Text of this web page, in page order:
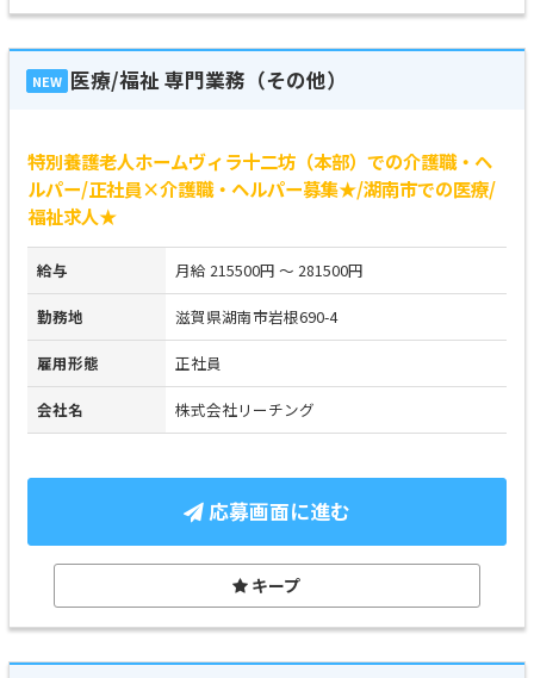
NEW 医療/福祉 専門業務（その他）
特別養護老人ホームヴィラ十二坊（本部）での介護職・ヘ
ルパー/正社員×介護職・ヘルパー募集★/湖南市での医療/
福祉求人★
給与 月給 215500円 ～ 281500円
勤務地 滋賀県湖南市岩根690-4
雇用形態 正社員
会社名 株式会社リーチング
応募画面に進む
キープ